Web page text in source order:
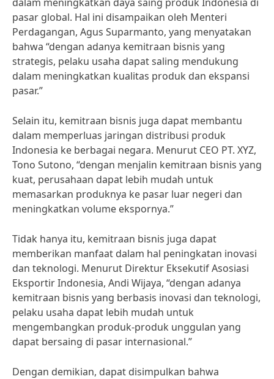
pasar global. Hal ini disampaikan oleh Menteri
Perdagangan, Agus Suparmanto, yang menyatakan
bahwa “dengan adanya kemitraan bisnis yang
strategis, pelaku usaha dapat saling mendukung
dalam meningkatkan kualitas produk dan ekspansi
pasar.”
Selain itu, kemitraan bisnis juga dapat membantu
dalam memperluas jaringan distribusi produk
Indonesia ke berbagai negara. Menurut CEO PT. XYZ,
Tono Sutono, “dengan menjalin kemitraan bisnis yang
kuat, perusahaan dapat lebih mudah untuk
memasarkan produknya ke pasar luar negeri dan
meningkatkan volume ekspornya.”
Tidak hanya itu, kemitraan bisnis juga dapat
memberikan manfaat dalam hal peningkatan inovasi
dan teknologi. Menurut Direktur Eksekutif Asosiasi
Eksportir Indonesia, Andi Wijaya, “dengan adanya
kemitraan bisnis yang berbasis inovasi dan teknologi,
pelaku usaha dapat lebih mudah untuk
mengembangkan produk-produk unggulan yang
dapat bersaing di pasar internasional.”
Dengan demikian, dapat disimpulkan bahwa